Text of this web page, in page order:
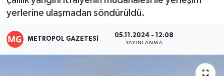
yerlerine ulaşmadan söndürüldü.
METROPOL GAZETESI 05.11.2024 - 12:08
YAYINLANMA